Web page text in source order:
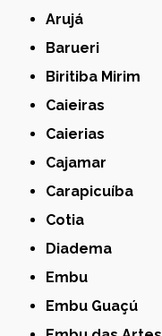
Arujá
Barueri
Biritiba Mirim
Caieiras
Caierias
Cajamar
Carapicuíba
Cotia
Diadema
Embu
Embu Guaçú